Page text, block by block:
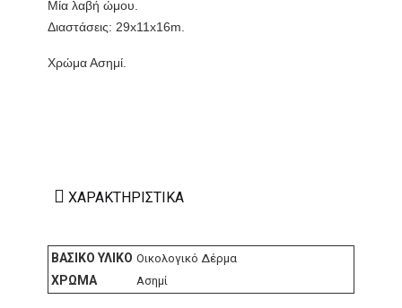
Μία λαβή ώμου.
Διαστάσεις: 29x11x16m.
Χρώμα Ασημί.
ΧΑΡΑΚΤΗΡΙΣΤΙΚΆ
ΒΑΣΙΚΌ ΥΛΙΚΌ Οικολογικό Δέρμα
ΧΡΏΜΑ Ασημί